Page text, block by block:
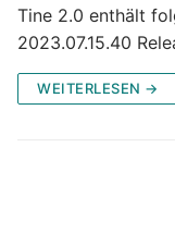
Tine 2.0 enthält
2023.07.15.40
WEITERLESEN →